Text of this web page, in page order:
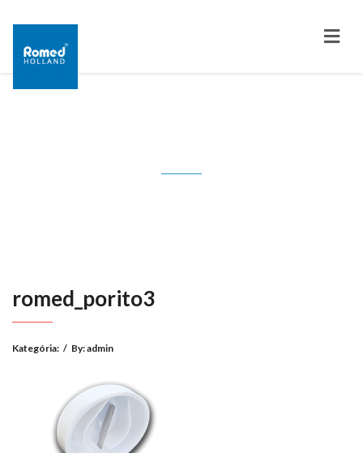
romed_porito3
Kategória: / By:admin